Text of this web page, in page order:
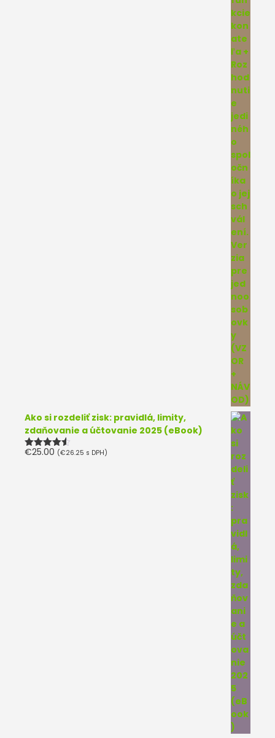
Ako si rozdeliť zisk: pravidlá, limity,
zdaňovanie a účtovanie 2025 (eBook)
Hodnotenie
€25.00 (€26.25 s DPH)